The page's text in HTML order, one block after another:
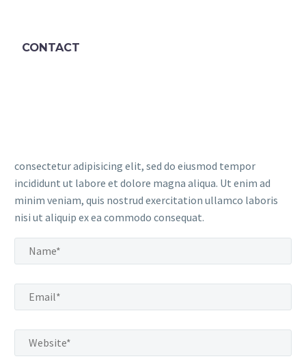
CONTACT
consectetur adipisicing elit, sed do eiusmod tempor
incididunt ut labore et dolore magna aliqua. Ut enim ad
minim veniam, quis nostrud exercitation ullamco laboris
nisi ut aliquip ex ea commodo consequat.